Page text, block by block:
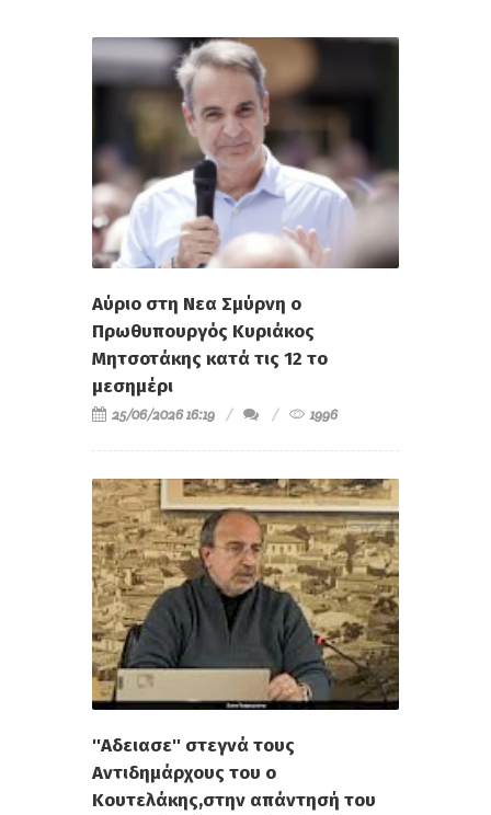
Αύριο στη Νεα Σμύρνη ο
Πρωθυπουργός Κυριάκος
Μητσοτάκης κατά τις 12 το
μεσημέρι
25/06/2026 16:19 1996
''Αδειασε'' στεγνά τους
Αντιδημάρχους του ο
Κουτελάκης,στην απάντησή του